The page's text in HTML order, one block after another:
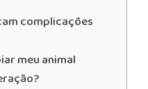
complicações
meu animal